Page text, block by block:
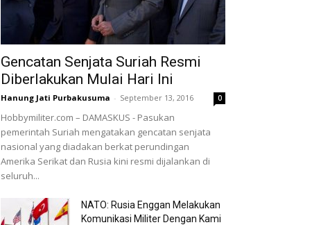
Gencatan Senjata Suriah Resmi
Diberlakukan Mulai Hari Ini
Hanung Jati Purbakusuma - September 13, 2016 0
Hobbymiliter.com – DAMASKUS - Pasukan
pemerintah Suriah mengatakan gencatan senjata
nasional yang diadakan berkat perundingan
Amerika Serikat dan Rusia kini resmi dijalankan di
seluruh...
NATO: Rusia Enggan Melakukan
Komunikasi Militer Dengan Kami